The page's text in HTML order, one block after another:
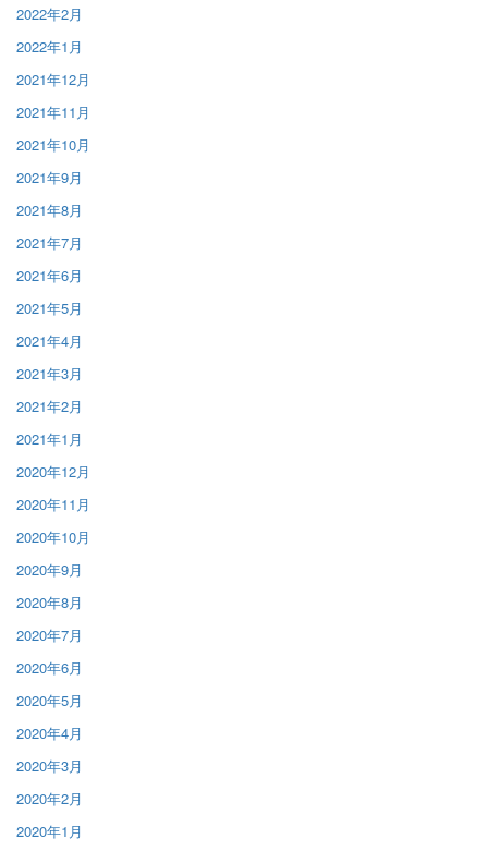
2022年2月
2022年1月
2021年12月
2021年11月
2021年10月
2021年9月
2021年8月
2021年7月
2021年6月
2021年5月
2021年4月
2021年3月
2021年2月
2021年1月
2020年12月
2020年11月
2020年10月
2020年9月
2020年8月
2020年7月
2020年6月
2020年5月
2020年4月
2020年3月
2020年2月
2020年1月